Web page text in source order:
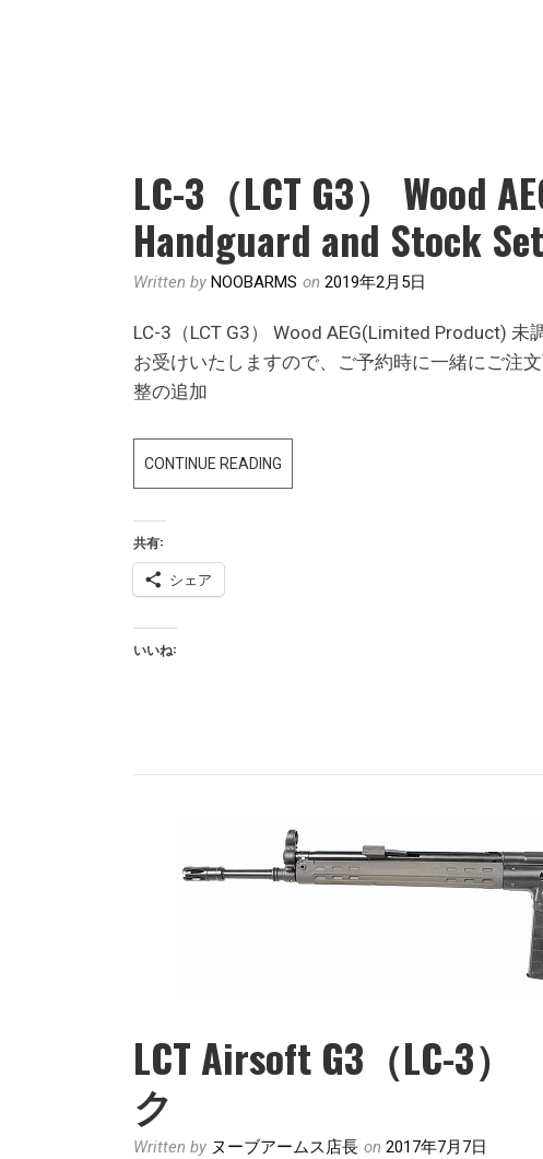
LC-3（LCT G3） Wood
Handguard and Stock
Written by NOOBARMS on 2019年2月5日
LC-3（LCT G3） Wood AEG(Limited Product)
お受けいたしますので、ご予約時に一緒にご注
整の追加
CONTINUE READINGLC-
3（LCT
価
に
つ
共有:
シェア
いいね:
LCT Airsoft G3（LC-
ク
Written by ヌーブアームス店長 on 2017年7月7日